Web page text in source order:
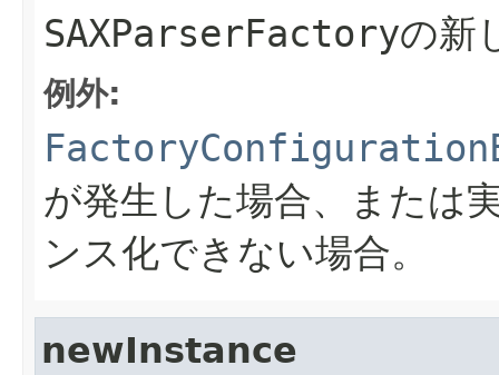
SAXParserFactoryの新
例外:
が発生した場合、または
ンス化できない場合。
newInstance